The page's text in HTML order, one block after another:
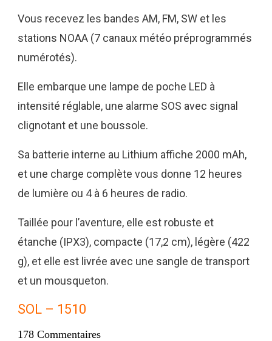
Vous recevez les bandes AM, FM, SW et les
stations NOAA (7 canaux météo préprogrammés
numérotés).
Elle embarque une lampe de poche LED à
intensité réglable, une alarme SOS avec signal
clignotant et une boussole.
Sa batterie interne au Lithium affiche 2000 mAh,
et une charge complète vous donne 12 heures
de lumière ou 4 à 6 heures de radio.
Taillée pour l’aventure, elle est robuste et
étanche (IPX3), compacte (17,2 cm), légère (422
g), et elle est livrée avec une sangle de transport
et un mousqueton.
SOL – 1510
178 Commentaires